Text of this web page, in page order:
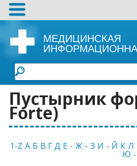
МЕДИЦИНСКАЯ
Пустырник
Forte)
1-Z А Б В Г Д Е - Ж - З И - Й К Л
Ю -